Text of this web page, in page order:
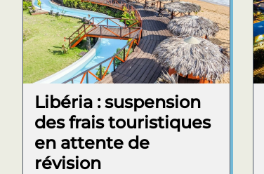
Libéria : suspension
des frais touristiques
en attente de
révision